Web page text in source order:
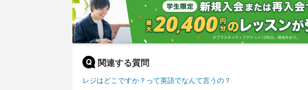
関連する質問
レジはどこですか？って英語でなんて言うの？